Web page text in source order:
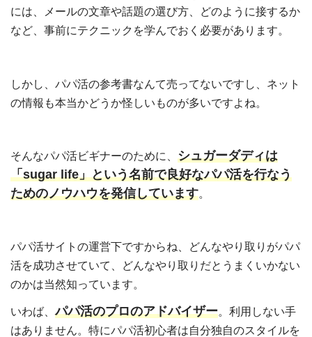
には、メールの文章や話題の選び方、どのように接するか
など、事前にテクニックを学んでおく必要があります。
しかし、パパ活の参考書なんて売ってないですし、ネット
の情報も本当かどうか怪しいものが多いですよね。
そんなパパ活ビギナーのために、 シュガーダディは
「sugar life」という名前で良好なパパ活を行なう
ためのノウハウを発信しています。
パパ活サイトの運営下ですからね、どんなやり取りがパパ
活を成功させていて、どんなやり取りだとうまくいかない
のかは当然知っています。
いわば、パパ活のプロのアドバイザー。利用しない手
はありません。特にパパ活初心者は自分独自のスタイルを